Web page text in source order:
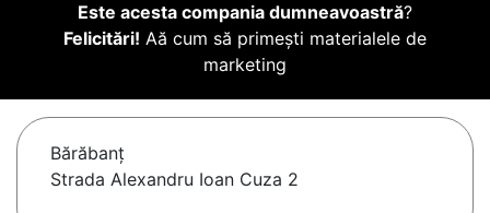
Este acesta compania dumneavoastră?
Felicitări! Aă cum să primești materialele de
marketing
Bărăbanţ
Strada Alexandru Ioan Cuza 2